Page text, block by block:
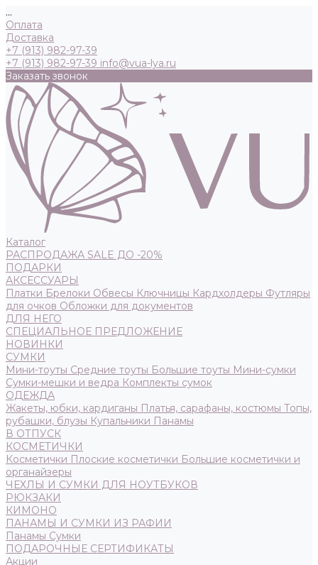
...
Оплата
Доставка
+7 (913) 982-97-39
+7 (913) 982-97-39 info@vua-lya.ru
Заказать звонок
Каталог
РАСПРОДАЖА SALE ДО -20%
ПОДАРКИ
АКСЕССУАРЫ
Платки Брелоки Обвесы Ключницы Кардхолдеры Футляры
для очков Обложки для документов
ДЛЯ НЕГО
СПЕЦИАЛЬНОЕ ПРЕДЛОЖЕНИЕ
НОВИНКИ
СУМКИ
Мини-тоуты Средние тоуты Большие тоуты Мини-сумки
Сумки-мешки и ведра Комплекты сумок
ОДЕЖДА
Жакеты, юбки, кардиганы Платья, сарафаны, костюмы Топы,
рубашки, блузы Купальники Панамы
В ОТПУСК
КОСМЕТИЧКИ
Косметички Плоские косметички Большие косметички и
органайзеры
ЧЕХЛЫ И СУМКИ ДЛЯ НОУТБУКОВ
РЮКЗАКИ
КИМОНО
ПАНАМЫ И СУМКИ ИЗ РАФИИ
Панамы Сумки
ПОДАРОЧНЫЕ СЕРТИФИКАТЫ
Акции